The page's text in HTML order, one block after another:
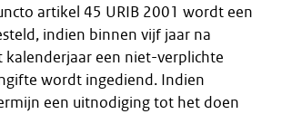
artikel 45 URIB 2001 wordt een
indien binnen vijf jaar na
kalenderjaar een niet-verplichte
wordt ingediend. Indien
een uitnodiging tot het doen